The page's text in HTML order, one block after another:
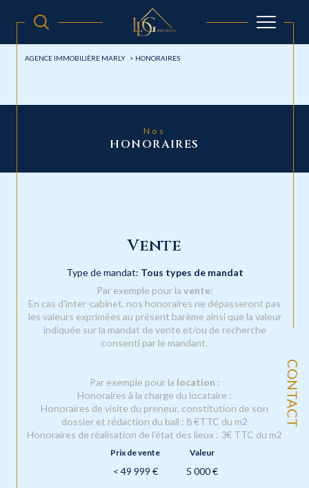
CONTACT
AGENCE IMMOBILIÈRE MARLY HONORAIRES
Nos
HONORAIRES
Vente
Type de mandat: Tous types de mandat
Par exemple pour la vente:
En cas d'inter-cabinet, nos honoraires ne dépasseront pas
les valeurs exprimées au présent barème ainsi que la valeur
indiquée sur la mandat de vente et/ou de recherche
consenti par le mandant.
Par exemple pour la location :
Honoraires à la charge du locataire :
Honoraires de visite du preneur, constitution de son
dossier et rédaction du bail : 8 €TTC du m2
Honoraires de réalisation de l'état des lieux : 3€ TTC du m2
Prix de vente Valeur
<49 999 € 5 000 €